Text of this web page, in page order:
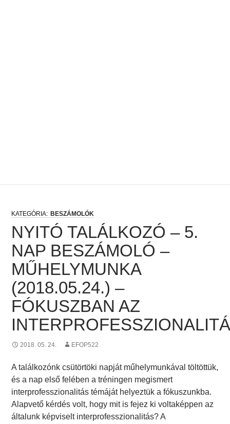
BESZÁMOLÓK
NYITÓ TALÁLKOZÓ – 5.
NAP BESZÁMOLÓ –
MŰHELYMUNKA
(2018.05.24.) –
FÓKUSZBAN AZ
2018. 05. 24. EFOP522
A találkozónk csütörtöki napját műhelymunkával töltöttük,
és a nap első felében a tréningen megismert
interprofesszionalitás témáját helyeztük a fókuszunkba.
Alapvető kérdés volt, hogy mit is fejez ki voltaképpen az
általunk képviselt interprofesszionalitás? A